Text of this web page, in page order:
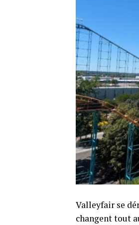
Valleyfair se
changent tout